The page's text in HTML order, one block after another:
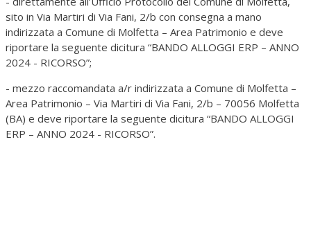
sito in Via Martiri di Via Fani, 2/b con consegna a mano
indirizzata a Comune di Molfetta – Area Patrimonio e deve
riportare la seguente dicitura “BANDO ALLOGGI ERP – ANNO
2024 - RICORSO”;
- mezzo raccomandata a/r indirizzata a Comune di Molfetta –
Area Patrimonio – Via Martiri di Via Fani, 2/b – 70056 Molfetta
(BA) e deve riportare la seguente dicitura “BANDO ALLOGGI
ERP – ANNO 2024 - RICORSO”.